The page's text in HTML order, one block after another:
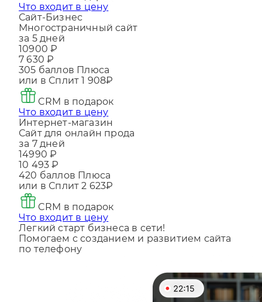
CRM в подарок
Что входит в цену
Сайт-Бизнес
Многостраничный сайт
за 5 дней
10900 ₽
7 630 ₽
305баллов Плюса
или в Сплит
CRM в подарок
Что входит в цену
Интернет-магазин
Сайт для онлайн прода
за 7 дней
14990 ₽
10 493 ₽
420 баллов Плюса
или в Сплит
CRM в подарок
Что входит в цену
Легкий старт бизнеса в сети!
Помогаем с созданием и развитием сайта